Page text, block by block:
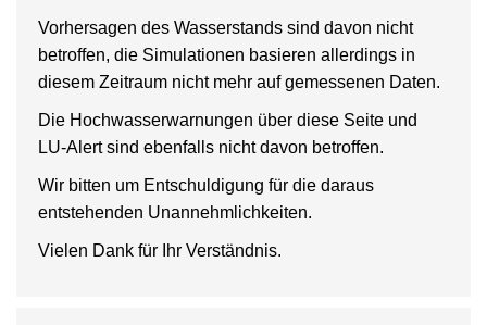
Vorhersagen des Wasserstands sind davon nicht
betroffen, die Simulationen basieren allerdings in
diesem Zeitraum nicht mehr auf gemessenen Daten.
Die Hochwasserwarnungen über diese Seite und
LU-Alert sind ebenfalls nicht davon betroffen.
Wir bitten um Entschuldigung für die daraus
entstehenden Unannehmlichkeiten.
Vielen Dank für Ihr Verständnis.